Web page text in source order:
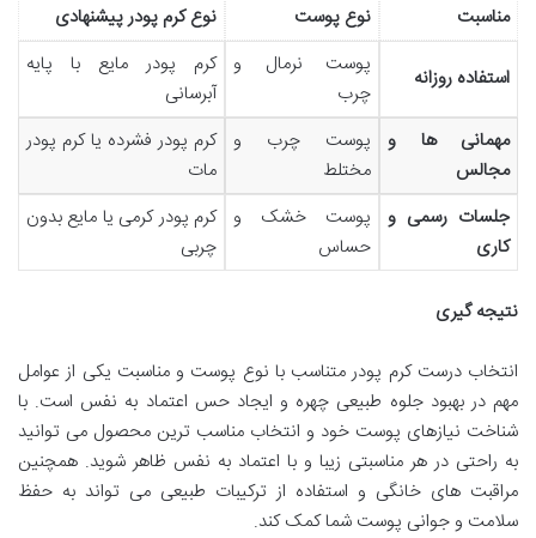
مناسبت نوع پوست نوع کرم پودر پیشنهادی
استفاده روزانه
پوست نرمال و
چرب
کرم پودر مایع با پایه
آبرسانی
مهمانی ها و
مجالس
پوست چرب و
مختلط
کرم پودر فشرده یا کرم پودر
مات
جلسات رسمی و
کاری
پوست خشک و
حساس
کرم پودر کرمی یا مایع بدون
چربی
نتیجه گیری
انتخاب درست کرم پودر متناسب با نوع پوست و مناسبت یکی از عوامل
مهم در بهبود جلوه طبیعی چهره و ایجاد حس اعتماد به نفس است. با
شناخت نیازهای پوست خود و انتخاب مناسب ترین محصول می توانید
به راحتی در هر مناسبتی زیبا و با اعتماد به نفس ظاهر شوید. همچنین
مراقبت های خانگی و استفاده از ترکیبات طبیعی می تواند به حفظ
سلامت و جوانی پوست شما کمک کند.